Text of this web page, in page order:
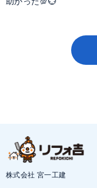
株式会社 宮一工建